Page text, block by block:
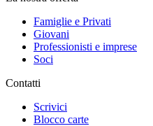
Famiglie e Privati
Giovani
Professionisti e imprese
Soci
Contatti
Scrivici
Blocco carte